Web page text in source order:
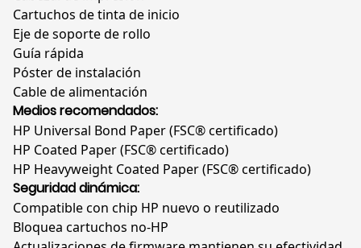
Cartuchos de tinta de inicio
Eje de soporte de rollo
Guía rápida
Póster de instalación
Cable de alimentación
Medios recomendados:
HP Universal Bond Paper (FSC® certificado)
HP Coated Paper (FSC® certificado)
HP Heavyweight Coated Paper (FSC® certificado)
Seguridad dinámica:
Compatible con chip HP nuevo o reutilizado
Bloquea cartuchos no-HP